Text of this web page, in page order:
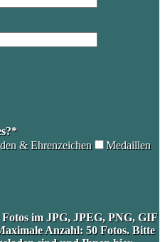
& Ehrenzeichen Medaillen
im JPG, JPEG, PNG, GIF
Anzahl: 50 Fotos. Bitte